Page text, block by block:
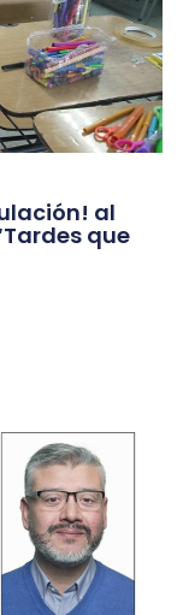
al
que